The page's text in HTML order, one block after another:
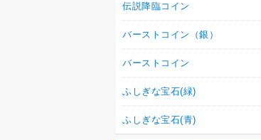
伝説降臨コイン
バーストコイン（銀）
バーストコイン
ふしぎな宝石(緑)
ふしぎな宝石(青)